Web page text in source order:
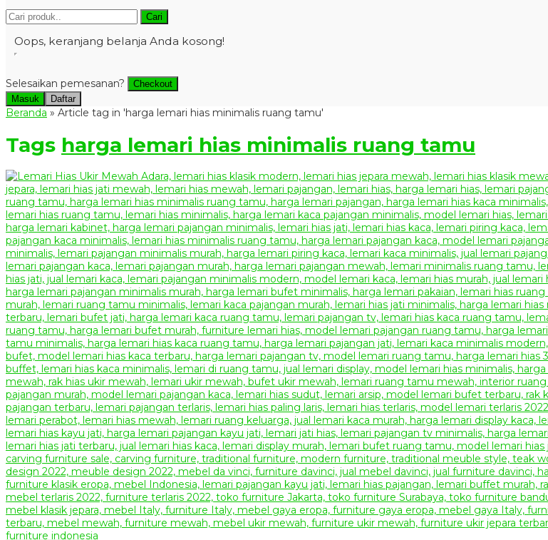
Cari
Oops, keranjang belanja Anda kosong!
Selesaikan pemesanan?
Checkout
Masuk
Daftar
Beranda » Article tag in 'harga lemari hias minimalis ruang tamu'
Tags harga lemari hias minimalis ruang tamu